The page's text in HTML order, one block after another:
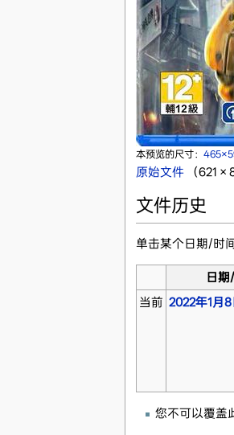
本预览的尺寸：
原始文件‎ （621
文件历史
单击某个日期/时
日
当前 2022年1月
您不可以覆盖